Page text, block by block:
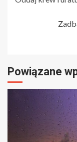
Powiązane